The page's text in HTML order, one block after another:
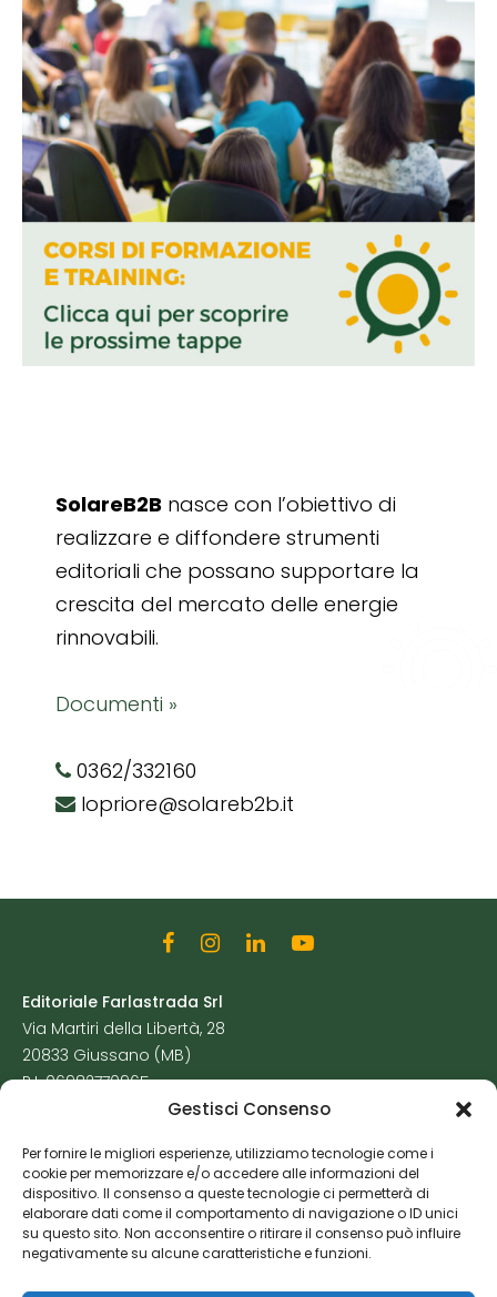
Gestisci Consenso
Per fornire le migliori esperienze, utilizziamo tecnologie come i
cookie per memorizzare e/o accedere alle informazioni del
dispositivo. Il consenso a queste tecnologie ci permetterà di
elaborare dati come il comportamento di navigazione o ID unici
su questo sito. Non acconsentire o ritirare il consenso può influire
negativamente su alcune caratteristiche e funzioni.
SolareB2B nasce con l’obiettivo di
realizzare e diffondere strumenti
editoriali che possano supportare la
crescita del mercato delle energie
rinnovabili.
Documenti »
0362/332160
lopriore@solareb2b.it
Editoriale Farlastrada Srl
Via Martiri della Libertà, 28
20833 Giussano (MB)
P.I. 06982770965
Cookie Policy
Risorse Aggiuntive